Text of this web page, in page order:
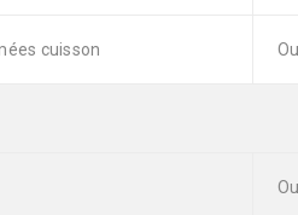
cuisson